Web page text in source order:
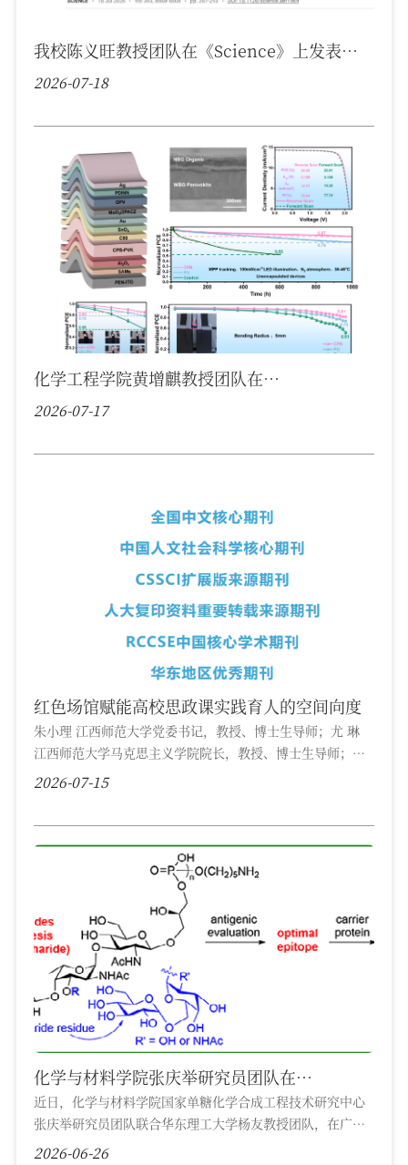
我校陈义旺教授团队在《Science》上发表最
新研究成果
2026-07-18
化学工程学院黄增麒教授团队在
《AdvancedMaterials》上发表最新研究成果
2026-07-17
红色场馆赋能高校思政课实践育人的空间向度
朱小理 江西师范大学党委书记，教授、博士生导师；尤 琳
江西师范大学马克思主义学院院长，教授、博士生导师；黄
仁森 江西师范大学马克思主义学院讲师摘要：在“大思政
需求的推动，其内涵体现为空间属性、生产逻辑与功能目标
的转变，其特征体现为叙事方式、叙事主...
2026-07-15
化学与材料学院张庆举研究员团队在
《Angewandte Chemie International
Edition》上发表最新研究成果
近日，化学与材料学院国家单糖化学合成工程技术研究中心
张庆举研究员团队联合华东理工大学杨友教授团队，在广谱
抗耐药细菌糖缀合疫苗研发领域取得原创性重大突破，相关
2026-06-26